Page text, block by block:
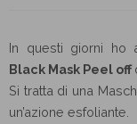
In questi giorni ho
Black Mask Peel off
Si tratta di una
un’azione esfoliante.